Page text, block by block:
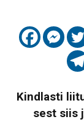
Kindlasti
sest siis